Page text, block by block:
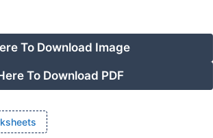
To Download Image
To Download PDF